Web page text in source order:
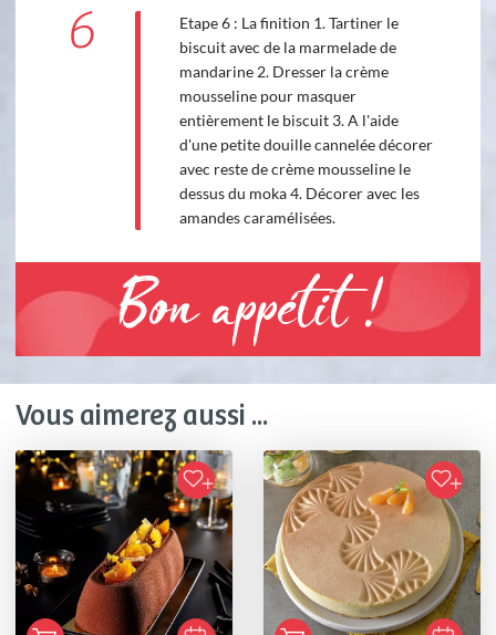
6
Etape 6 : La finition 1. Tartiner le
biscuit avec de la marmelade de
mandarine 2. Dresser la crème
mousseline pour masquer
entièrement le biscuit 3. A l'aide
d'une petite douille cannelée décorer
avec reste de crème mousseline le
dessus du moka 4. Décorer avec les
amandes caramélisées.
Bon appétit !
Vous aimerez aussi ...